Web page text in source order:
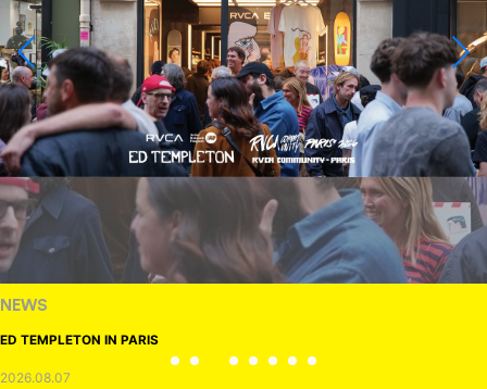
NEWS
ED TEMPLETON IN PARIS
2026.08.07